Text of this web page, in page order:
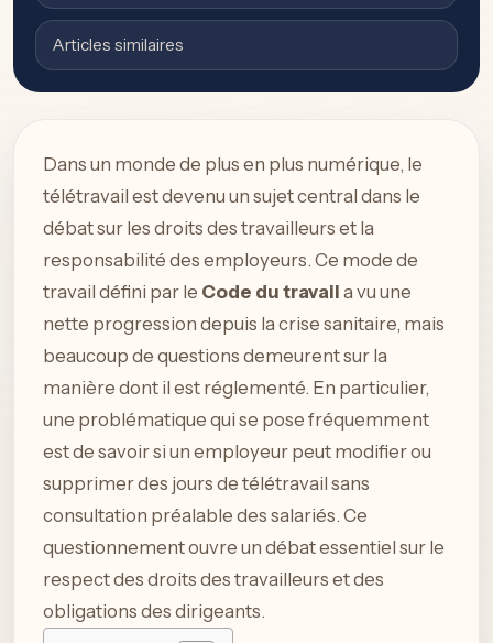
Articles similaires
Dans un monde de plus en plus numérique, le
télétravail est devenu un sujet central dans le
débat sur les droits des travailleurs et la
responsabilité des employeurs. Ce mode de
travail défini par le Code du travail a vu une
nette progression depuis la crise sanitaire, mais
beaucoup de questions demeurent sur la
manière dont il est réglementé. En particulier,
une problématique qui se pose fréquemment
est de savoir si un employeur peut modifier ou
supprimer des jours de télétravail sans
consultation préalable des salariés. Ce
questionnement ouvre un débat essentiel sur le
respect des droits des travailleurs et des
obligations des dirigeants.